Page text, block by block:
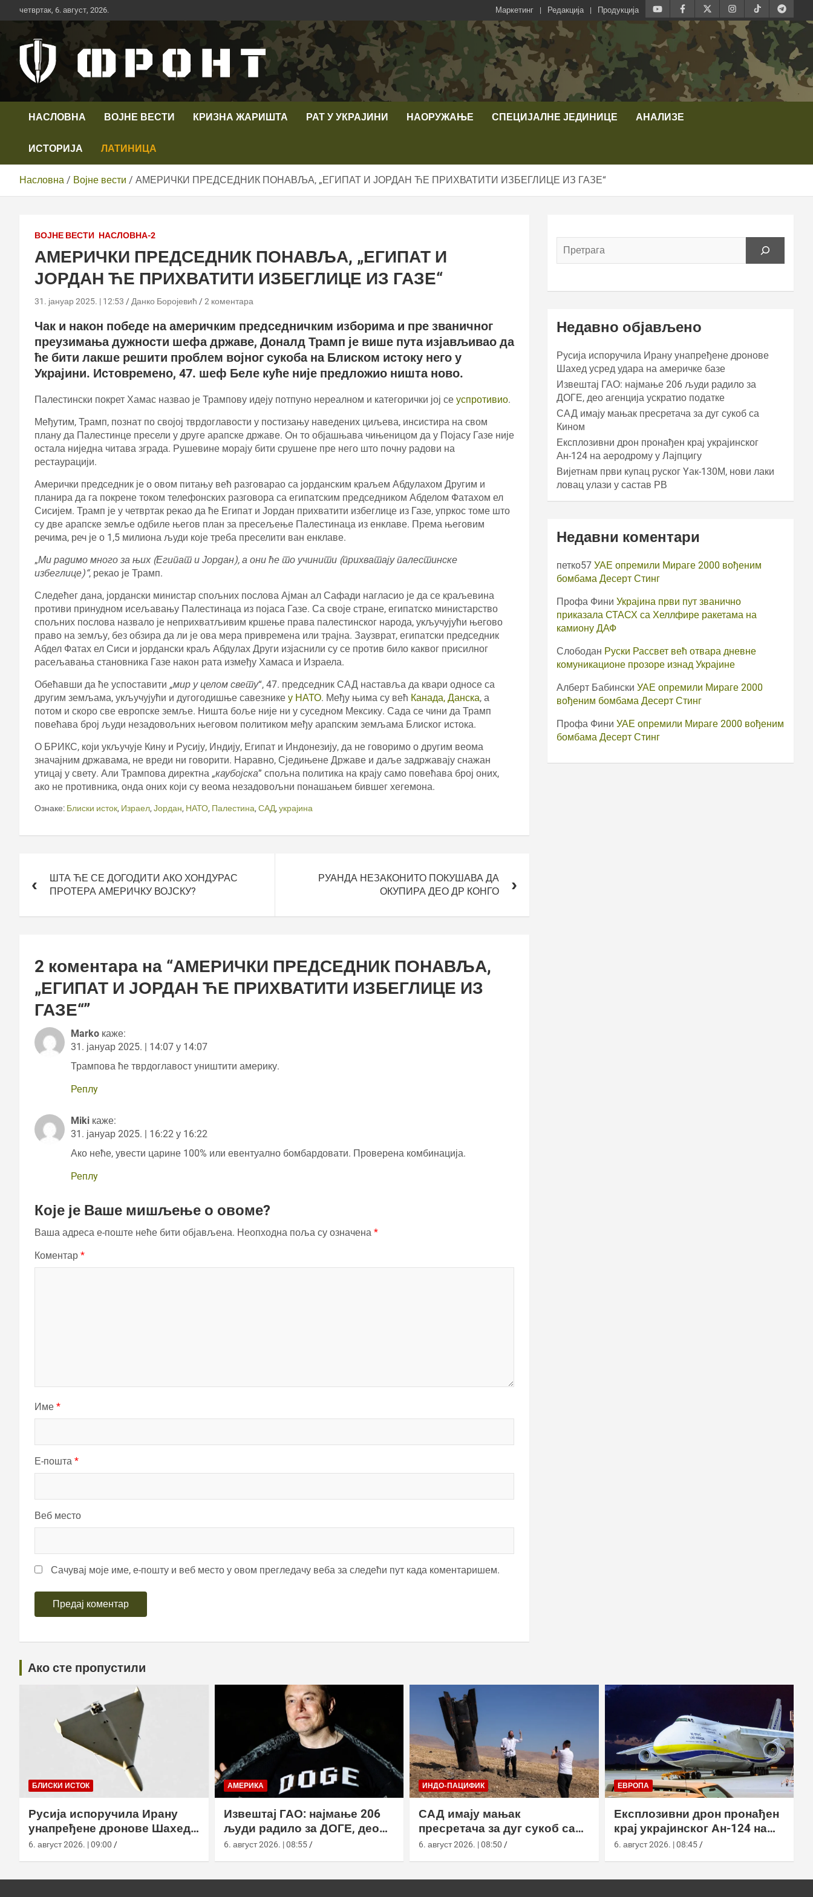
Скип
то
четвртак, 6. август, 2026. Маркетинг Редакција Продукција
Телевизија ФРОНТ
НАСЛОВНА ВОЈНЕ ВЕСТИ КРИЗНА ЖАРИШТА РАТ У УКРАЈИНИ НАОРУЖАЊЕ СПЕЦИЈАЛНЕ ЈЕДИНИЦЕ АНАЛИЗЕ
ИСТОРИЈА ЛАТИНИЦА
Насловна Војне вести АМЕРИЧКИ ПРЕДСЕДНИК ПОНАВЉА, „ЕГИПАТ И ЈОРДАН ЋЕ ПРИХВАТИТИ ИЗБЕГЛИЦЕ ИЗ ГАЗЕ“
ВОЈНЕ ВЕСТИ НАСЛОВНА-2
АМЕРИЧКИ ПРЕДСЕДНИК ПОНАВЉА, „ЕГИПАТ И
ЈОРДАН ЋЕ ПРИХВАТИТИ ИЗБЕГЛИЦЕ ИЗ ГАЗЕ“
31. јануар 2025. | 12:53 Данко Боројевић 2 коментара
Чак и након победе на америчким председничким изборима и пре званичног
преузимања дужности шефа државе, Доналд Трамп је више пута изјављивао да
ће бити лакше решити проблем војног сукоба на Блиском истоку него у
Украјини. Истовремено, 47. шеф Беле куће није предложио ништа ново.
Палестински покрет Хамас назвао је Трампову идеју потпуно нереалном и категорички јој се успротивио.
Међутим, Трамп, познат по својој тврдоглавости у постизању наведених циљева, инсистира на свом
плану да Палестинце пресели у друге арапске државе. Он то објашњава чињеницом да у Појасу Газе није
остала ниједна читава зграда. Рушевине морају бити срушене пре него што почну радови на
рестаурацији.
Амерички председник је о овом питању већ разговарао са јорданским краљем Абдулахом Другим и
планира да га покрене током телефонских разговора са египатским председником Абделом Фатахом ел
Сисијем. Трамп је у четвртак рекао да ће Египат и Јордан прихватити избеглице из Газе, упркос томе што
су две арапске земље одбиле његов план за пресељење Палестинаца из енклаве. Према његовим
речима, реч је о 1,5 милиона људи које треба преселити ван енклаве.
„Ми радимо много за њих (Египат и Јордан), а они ће то учинити (прихватају палестинске
избеглице)“, рекао је Трамп.
Следећег дана, јордански министар спољних послова Ајман ал Сафади нагласио је да се краљевина
противи принудном исељавању Палестинаца из појаса Газе. Са своје стране, египатско министарство
спољних послова назвало је неприхватљивим кршење права палестинског народа, укључујући његово
право на земљу, без обзира да ли је ова мера привремена или трајна. Заузврат, египатски председник
Абдел Фатах ел Сиси и јордански краљ Абдулах Други изјаснили су се против било каквог присилног
расељавања становника Газе након рата између Хамаса и Израела.
Обећавши да ће успоставити „мир у целом свету“, 47. председник САД наставља да квари односе са
другим земљама, укључујући и дугогодишње савезнике у НАТО. Међу њима су већ Канада, Данска, а
потом и скоро све европске земље. Ништа боље није ни у суседном Мексику. Сада се чини да Трамп
повећава број људи незадовољних његовом политиком међу арапским земљама Блиског истока.
О БРИКС, који укључује Кину и Русију, Индију, Египат и Индонезију, да не говоримо о другим веома
значајним државама, не вреди ни говорити. Наравно, Сједињене Државе и даље задржавају снажан
утицај у свету. Али Трампова директна „каубојска” спољна политика на крају само повећава број оних,
ако не противника, онда оних који су веома незадовољни понашањем бившег хегемона.
Ознаке: Блиски исток, Израел, Јордан, НАТО, Палестина, САД, украјина
чланкаШТА ЋЕ СЕ ДОГОДИТИ АКО ХОНДУРАС
ПРОТЕРА АМЕРИЧКУ ВОЈСКУ?
РУАНДА НЕЗАКОНИТО ПОКУШАВА ДА
ОКУПИРА ДЕО ДР КОНГО
2 коментара на “АМЕРИЧКИ ПРЕДСЕДНИК ПОНАВЉА,
„ЕГИПАТ И ЈОРДАН ЋЕ ПРИХВАТИТИ ИЗБЕГЛИЦЕ ИЗ
ГАЗЕ“”
Marko каже:
31. јануар 2025. | 14:07 у 14:07
Трампова ће тврдоглавост уништити америку.
Реплy
Miki каже:
31. јануар 2025. | 16:22 у 16:22
Ако неће, увести царине 100% или евентуално бомбардовати. Проверена комбинација.
Реплy
Које је Ваше мишљење о овоме?
Ваша адреса е-поште неће бити објављена. Неопходна поља су означена *
Коментар *
Име *
Е-пошта *
Веб место
Сачувај моје име, е-пошту и веб место у овом прегледачу веба за следећи пут када коментаришем.
Недавно објављено
Русија испоручила Ирану унапређене дронове
Шахед усред удара на америчке базе
Извештај ГАО: најмање 206 људи радило за
ДОГЕ, део агенција ускратио податке
САД имају мањак пресретача за дуг сукоб са
Кином
Експлозивни дрон пронађен крај украјинског
Ан-124 на аеродрому у Лајпцигу
Вијетнам први купац руског Yак-130М, нови лаки
ловац улази у састав РВ
Недавни коментари
петко57 УАЕ опремили Мираге 2000 вођеним
бомбама Десерт Стинг
Профа Фини Украјина први пут званично
приказала СТАСХ са Хеллфире ракетама на
камиону ДАФ
Слободан Руски Рассвет већ отвара дневне
комуникационе прозоре изнад Украјине
Алберт Бабински УАЕ опремили Мираге 2000
вођеним бомбама Десерт Стинг
Профа Фини УАЕ опремили Мираге 2000 вођеним
бомбама Десерт Стинг
Ако сте пропустили
БЛИСКИ ИСТОК
Русија испоручила Ирану
унапређене дронове Шахед
усред удара на америчке
6. август 2026. | 09:00
АМЕРИКА
Извештај ГАО: најмање 206
људи радило за ДОГЕ, део
агенција ускратио податке
6. август 2026. | 08:55
ИНДО-ПАЦИФИК
САД имају мањак
пресретача за дуг сукоб са
Кином
6. август 2026. | 08:50
ЕВРОПА
Експлозивни дрон пронађен
крај украјинског Ан-124 на
аеродрому у Лајпцигу
6. август 2026. | 08:45